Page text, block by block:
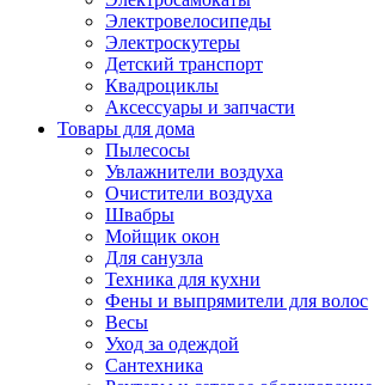
Электровелосипеды
Электроскутеры
Детский транспорт
Квадроциклы
Аксессуары и запчасти
Товары для дома
Пылесосы
Увлажнители воздуха
Очистители воздуха
Швабры
Мойщик окон
Для санузла
Техника для кухни
Фены и выпрямители для волос
Весы
Уход за одеждой
Сантехника